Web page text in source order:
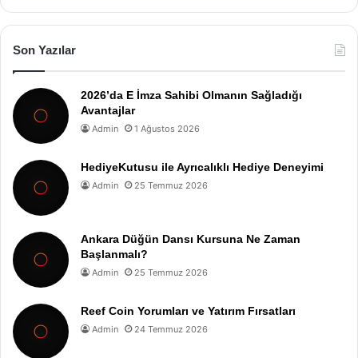
Son Yazılar
2026’da E İmza Sahibi Olmanın Sağladığı
Avantajlar
Admin 1 Ağustos 2026
HediyeKutusu ile Ayrıcalıklı Hediye Deneyimi
Admin 25 Temmuz 2026
Ankara Düğün Dansı Kursuna Ne Zaman
Başlanmalı?
Admin 25 Temmuz 2026
Reef Coin Yorumları ve Yatırım Fırsatları
Admin 24 Temmuz 2026